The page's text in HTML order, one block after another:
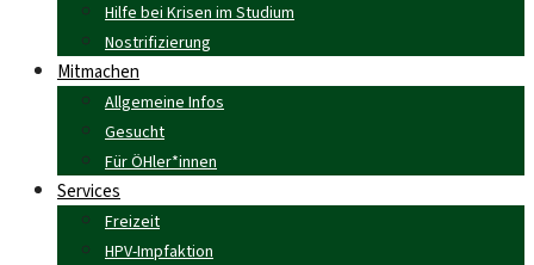
Hilfe bei Krisen im Studium
Nostrifizierung
Mitmachen
Allgemeine Infos
Gesucht
Für ÖHler*innen
Services
Freizeit
HPV-Impfaktion